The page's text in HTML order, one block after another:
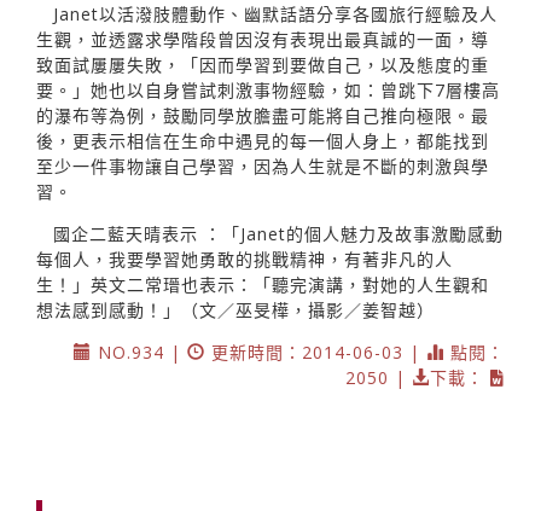
Janet以活潑肢體動作、幽默話語分享各國旅行經驗及人
生觀，並透露求學階段曾因沒有表現出最真誠的一面，導
致面試屢屢失敗，「因而學習到要做自己，以及態度的重
要。」她也以自身嘗試刺激事物經驗，如：曾跳下7層樓高
的瀑布等為例，鼓勵同學放膽盡可能將自己推向極限。最
後，更表示相信在生命中遇見的每一個人身上，都能找到
至少一件事物讓自己學習，因為人生就是不斷的刺激與學
習。
國企二藍天晴表示 ：「Janet的個人魅力及故事激勵感動
每個人，我要學習她勇敢的挑戰精神，有著非凡的人
生！」英文二常瑨也表示：「聽完演講，對她的人生觀和
想法感到感動！」（文／巫旻樺，攝影／姜智越）
NO.934 |
更新時間：2014-06-03 |
點閱：
2050 |
下載：